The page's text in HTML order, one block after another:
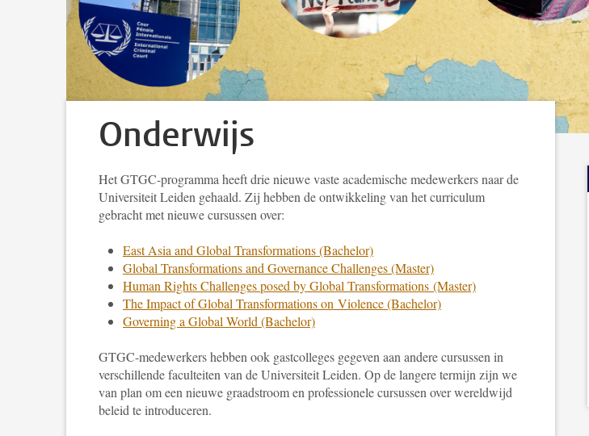
Onderwijs
Het GTGC-programma heeft drie nieuwe vaste academische medewerkers naar de
Universiteit Leiden gehaald. Zij hebben de ontwikkeling van het curriculum
gebracht met nieuwe cursussen over:
East Asia and Global Transformations (Bachelor)
Global Transformations and Governance Challenges (Master)
Human Rights Challenges posed by Global Transformations (Master)
The Impact of Global Transformations on Violence (Bachelor)
Governing a Global World (Bachelor)
GTGC-medewerkers hebben ook gastcolleges gegeven aan andere cursussen in
verschillende faculteiten van de Universiteit Leiden. Op de langere termijn zijn we
van plan om een ​​nieuwe graadstroom en professionele cursussen over wereldwijd
beleid te introduceren.